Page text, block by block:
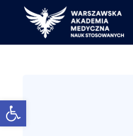
Otwórz pasek narzędzi